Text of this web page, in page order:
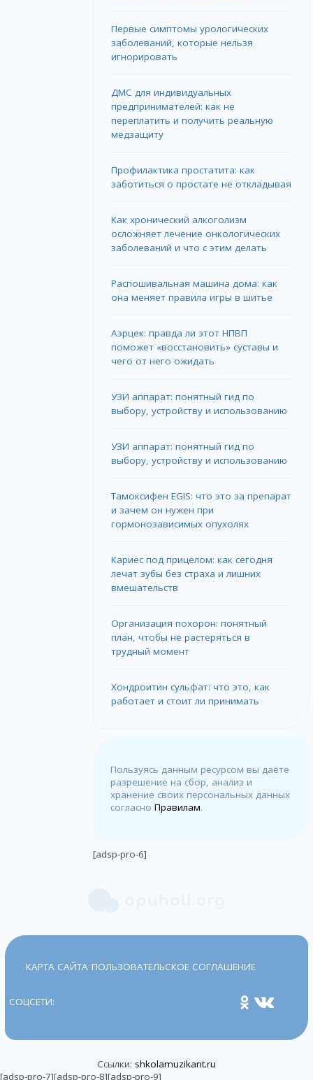
Первые симптомы урологических
заболеваний, которые нельзя
игнорировать
ДМС для индивидуальных
предпринимателей: как не
переплатить и получить реальную
медзащиту
Профилактика простатита: как
заботиться о простате не откладывая
Как хронический алкоголизм
осложняет лечение онкологических
заболеваний и что с этим делать
Распошивальная машина дома: как
она меняет правила игры в шитье
Аэрцек: правда ли этот НПВП
поможет «восстановить» суставы и
чего от него ожидать
УЗИ аппарат: понятный гид по
выбору, устройству и использованию
УЗИ аппарат: понятный гид по
выбору, устройству и использованию
Тамоксифен EGIS: что это за препарат
и зачем он нужен при
гормонозависимых опухолях
Кариес под прицелом: как сегодня
лечат зубы без страха и лишних
вмешательств
Организация похорон: понятный
план, чтобы не растеряться в
трудный момент
Хондроитин сульфат: что это, как
работает и стоит ли принимать
Пользуясь данным ресурсом вы даёте
разрешение на сбор, анализ и
хранение своих персональных данных
согласноПравилам.
[adsp-pro-6]
КАРТА САЙТА ПОЛЬЗОВАТЕЛЬСКОЕ СОГЛАШЕНИЕ
СОЦСЕТИ:
Ссылки: shkolamuzikant.ru
[adsp-pro-7][adsp-pro-8][adsp-pro-9]